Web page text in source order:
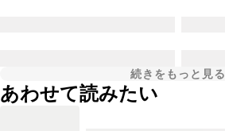
続きをもっと見る
あわせて読みたい